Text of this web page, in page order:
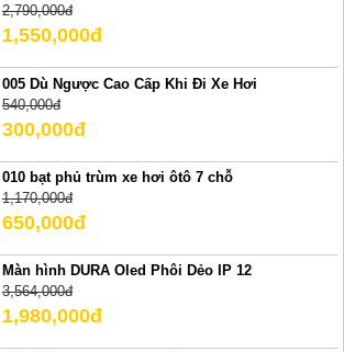
2,790,000đ
1,550,000đ
005 Dù Ngược Cao Cấp Khi Đi Xe Hơi
540,000đ
300,000đ
010 bạt phủ trùm xe hơi ôtô 7 chỗ
1,170,000đ
650,000đ
Màn hình DURA Oled Phôi Dẻo IP 12
3,564,000đ
1,980,000đ